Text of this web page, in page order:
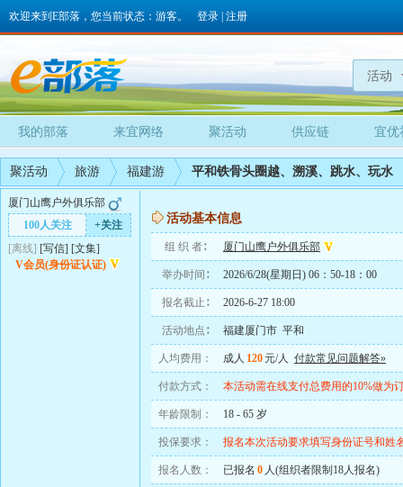
欢迎来到E部落，您当前状态：游客。 登录 注册
活动
我的部落 来宜网络 聚活动 供应链 宜优
聚活动 旅游 福建游 平和铁骨头圈越、溯溪、跳水、玩水
厦门山鹰户外俱乐部
100人关注
+关注
[离线] [写信] [文集]
V会员(身份证认证)
活动基本信息
组 织 者∶ 厦门山鹰户外俱乐部
举办时间∶ 2026/6/28(星期日) 06：50-18：00
报名截止∶ 2026-6-27 18:00
活动地点∶ 福建厦门市 平和
人均费用： 成人 120元/人 付款常见问题解答»
付款方式： 本活动需在线支付总费用的10%做为
年龄限制： 18 - 65 岁
投保要求： 报名本次活动要求填写身份证号和姓
报名人数： 已报名 0 人(组织者限制18人报名)